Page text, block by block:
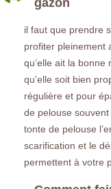
il faut que prendre
profiter pleinement
qu’elle ait la
qu’elle soit bien
régulière et pour
de pelouse
tonte de pelouse
scarification et le
permettent à votre